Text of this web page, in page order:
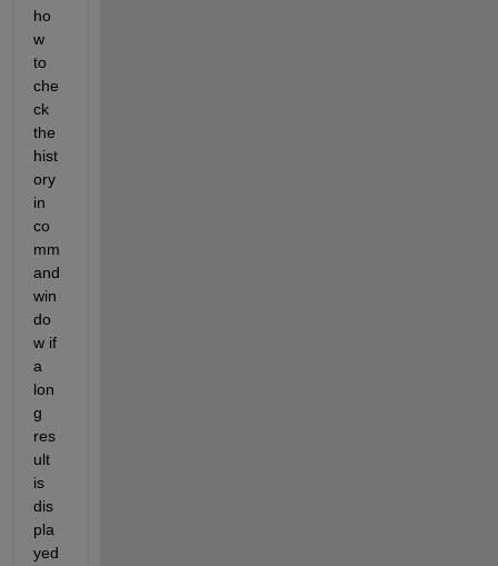
ho
w
to
che
ck
the
hist
ory
in
co
mm
and
win
do
w if
a
lon
g
res
ult
is
dis
pla
yed